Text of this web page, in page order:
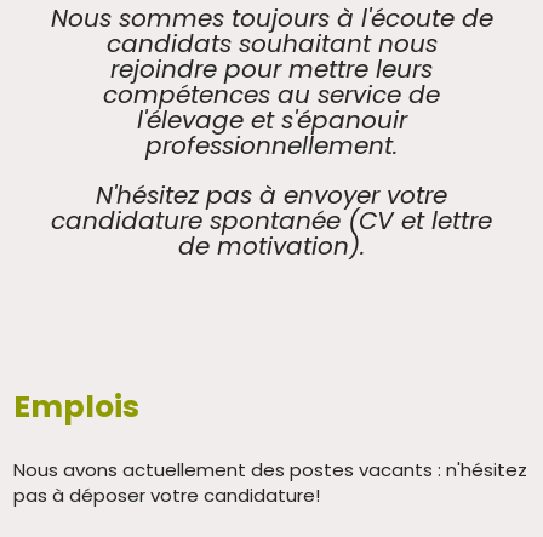
Nous sommes toujours à l'écoute de
candidats souhaitant nous
rejoindre pour mettre leurs
compétences au service de
l'élevage et s'épanouir
professionnellement.
N'hésitez pas à envoyer votre
candidature spontanée (CV et lettre
de motivation).
Emplois
Nous avons actuellement des postes vacants : n'hésitez
pas à déposer votre candidature!